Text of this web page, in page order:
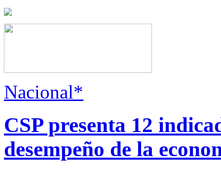
Nacional*
CSP presenta 12
desempeño de la